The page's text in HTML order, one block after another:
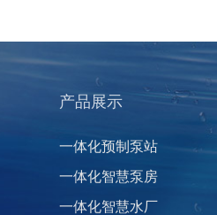
产品展示
一体化预制泵站
一体化智慧泵房
一体化智慧水厂